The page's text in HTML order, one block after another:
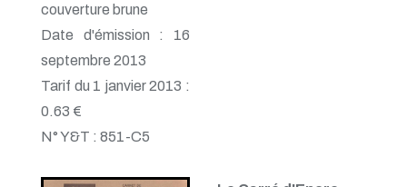
couverture brune
Date d'émission : 16
septembre 2013
Tarif du 1 janvier 2013 :
0.63 €
N° Y&T : 851-C5